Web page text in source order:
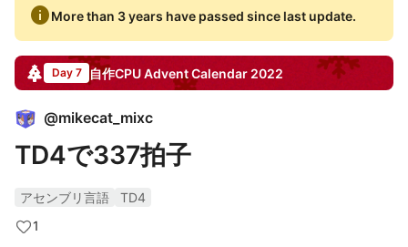
infoMore than 3 years have passed since last update.
Day 7 自作CPUAdvent Calendar 2022
@mikecat_mixc
TD4で337拍子
アセンブリ言語
TD4
1